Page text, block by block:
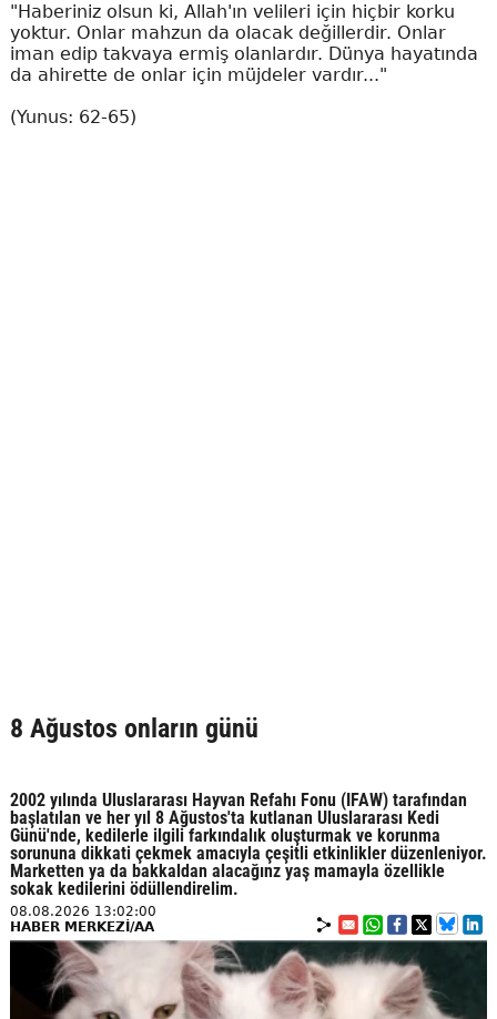
"Haberiniz olsun ki, Allah'ın velileri için hiçbir korku
yoktur. Onlar mahzun da olacak değillerdir. Onlar
iman edip takvaya ermiş olanlardır. Dünya hayatında
da ahirette de onlar için müjdeler vardır..."
(Yunus: 62-65)
8 Ağustos onların günü
2002 yılında Uluslararası Hayvan Refahı Fonu (IFAW) tarafından
başlatılan ve her yıl 8 Ağustos'ta kutlanan Uluslararası Kedi
Günü'nde, kedilerle ilgili farkındalık oluşturmak ve korunma
sorununa dikkati çekmek amacıyla çeşitli etkinlikler düzenleniyor.
Marketten ya da bakkaldan alacağınz yaş mamayla özellikle
sokak kedilerini ödüllendirelim.
08.08.2026 13:02:00
HABER MERKEZİ/AA